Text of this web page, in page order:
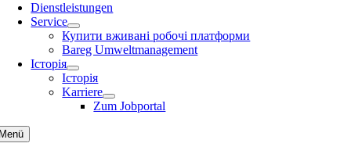
Dienstleistungen
Service
Купити вживані робочі платформи
Bareg Umweltmanagement
Історія
Історія
Karriere
Zum Jobportal